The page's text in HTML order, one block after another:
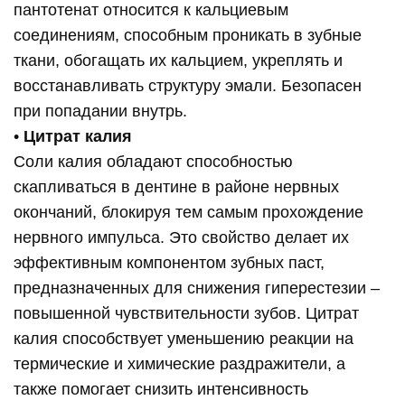
пантотенат относится к кальциевым
соединениям, способным проникать в зубные
ткани, обогащать их кальцием, укреплять и
восстанавливать структуру эмали. Безопасен
при попадании внутрь.
• Цитрат калия
Соли калия обладают способностью
скапливаться в дентине в районе нервных
окончаний, блокируя тем самым прохождение
нервного импульса. Это свойство делает их
эффективным компонентом зубных паст,
предназначенных для снижения гиперестезии –
повышенной чувствительности зубов. Цитрат
калия способствует уменьшению реакции на
термические и химические раздражители, а
также помогает снизить интенсивность